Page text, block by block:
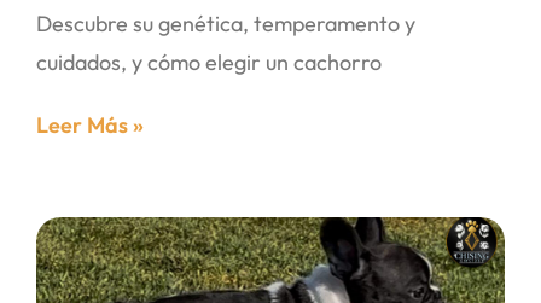
Descubre su genética, temperamento y
cuidados, y cómo elegir un cachorro
Leer Más »